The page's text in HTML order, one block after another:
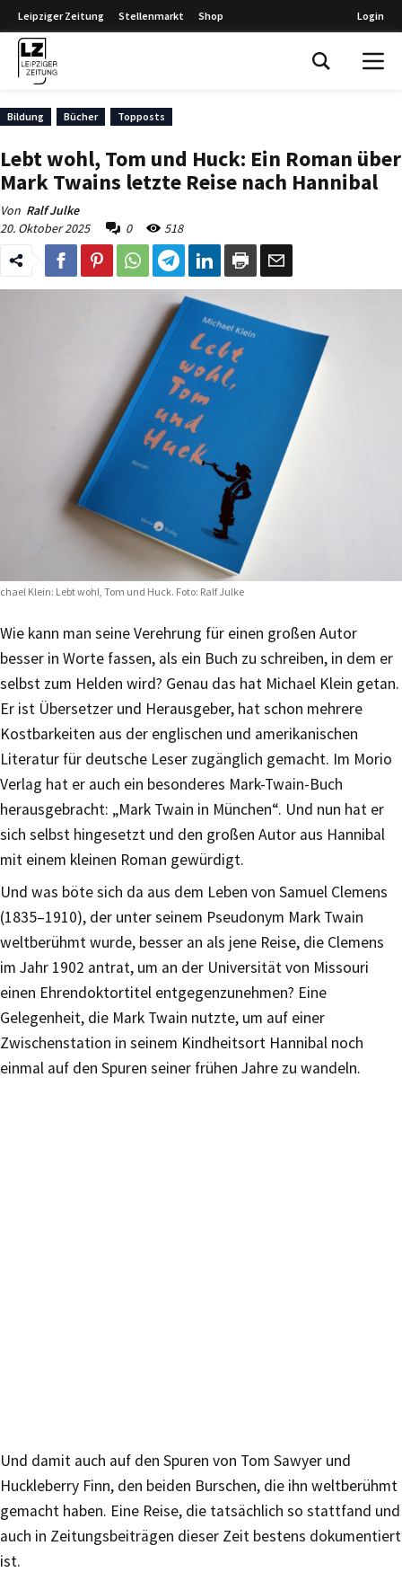
Leipziger Zeitung Stellenmarkt Shop Login
Bildung Bücher Topposts
Lebt wohl, Tom und Huck: Ein Roman über
Mark Twains letzte Reise nach Hannibal
Von Ralf Julke
20. Oktober 2025
0 518
Klein: Lebt wohl, Tom und Huck. Foto: Ralf Julke
Wie kann man seine Verehrung für einen großen Autor
besser in Worte fassen, als ein Buch zu schreiben, in dem er
selbst zum Helden wird? Genau das hat Michael Klein getan.
Er ist Übersetzer und Herausgeber, hat schon mehrere
Kostbarkeiten aus der englischen und amerikanischen
Literatur für deutsche Leser zugänglich gemacht. Im Morio
Verlag hat er auch ein besonderes Mark-Twain-Buch
herausgebracht: „Mark Twain in München“. Und nun hat er
sich selbst hingesetzt und den großen Autor aus Hannibal
mit einem kleinen Roman gewürdigt.
Und was böte sich da aus dem Leben von Samuel Clemens
(1835–1910), der unter seinem Pseudonym Mark Twain
weltberühmt wurde, besser an als jene Reise, die Clemens
im Jahr 1902 antrat, um an der Universität von Missouri
einen Ehrendoktortitel entgegenzunehmen? Eine
Gelegenheit, die Mark Twain nutzte, um auf einer
Zwischenstation in seinem Kindheitsort Hannibal noch
einmal auf den Spuren seiner frühen Jahre zu wandeln.
Und damit auch auf den Spuren von Tom Sawyer und
Huckleberry Finn, den beiden Burschen, die ihn weltberühmt
gemacht haben. Eine Reise, die tatsächlich so stattfand und
auch in Zeitungsbeiträgen dieser Zeit bestens dokumentiert
ist.